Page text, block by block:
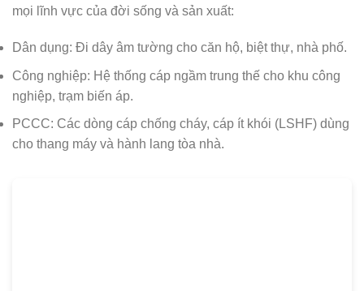
mọi lĩnh vực của đời sống và sản xuất:
Dân dụng: Đi dây âm tường cho căn hộ, biệt thự, nhà phố.
Công nghiệp: Hệ thống cáp ngầm trung thế cho khu công
nghiệp, trạm biến áp.
PCCC: Các dòng cáp chống cháy, cáp ít khói (LSHF) dùng
cho thang máy và hành lang tòa nhà.